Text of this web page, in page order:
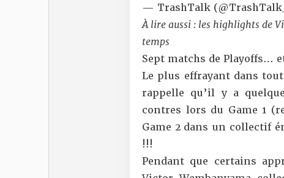
— TrashTalk
À lire aussi : les highlights de
temps
Sept matchs de Playoffs…
Le plus effrayant dans
rappelle qu’il y a
contres lors du Game 1
Game 2 dans un collectif
!!!
Pendant que certains